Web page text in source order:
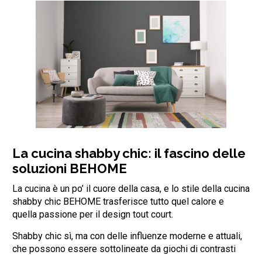
La cucina shabby chic: il fascino delle
soluzioni BEHOME
La cucina è un po’ il cuore della casa, e lo stile della cucina
shabby chic BEHOME trasferisce tutto quel calore e
quella passione per il design tout court.
Shabby chic sì, ma con delle influenze moderne e attuali,
che possono essere sottolineate da giochi di contrasti